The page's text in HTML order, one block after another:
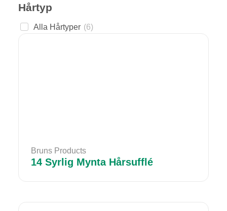
Hårtyp
Alla Hårtyper (6)
Bruns Products
14 Syrlig Mynta Hårsufflé